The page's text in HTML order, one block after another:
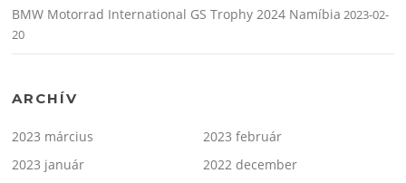
BMW Motorrad International GS Trophy 2024 Namíbia 2023-02-
20
ARCHÍV
2023 március
2023 február
2023 január
2022 december